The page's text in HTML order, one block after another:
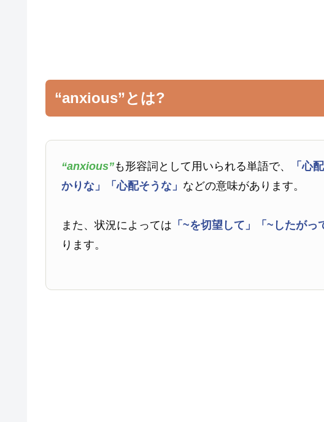
“anxious”とは?
“anxious”も形容詞として用いられる単語で、 「心
かりな」
「心配そうな」 などの意味があります。
また、状況によっては 「~を切望して」 「~したがっ
ります。